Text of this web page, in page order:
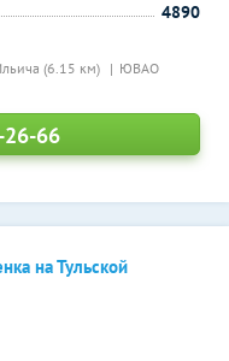
(6.15 км) ЮВАО
4890
66
на Тульской